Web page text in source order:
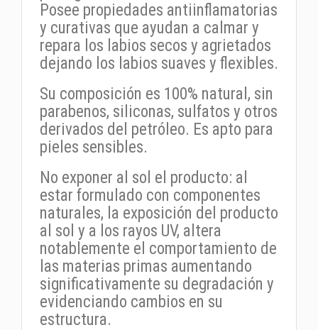
Posee propiedades antiinflamatorias
y curativas que ayudan a calmar y
repara los labios secos y agrietados
dejando los labios suaves y flexibles.
Su composición es 100% natural, sin
parabenos, siliconas, sulfatos y otros
derivados del petróleo. Es apto para
pieles sensibles.
No exponer al sol el producto: al
estar formulado con componentes
naturales, la exposición del producto
al sol y a los rayos UV, altera
notablemente el comportamiento de
las materias primas aumentando
significativamente su degradación y
evidenciando cambios en su
estructura.